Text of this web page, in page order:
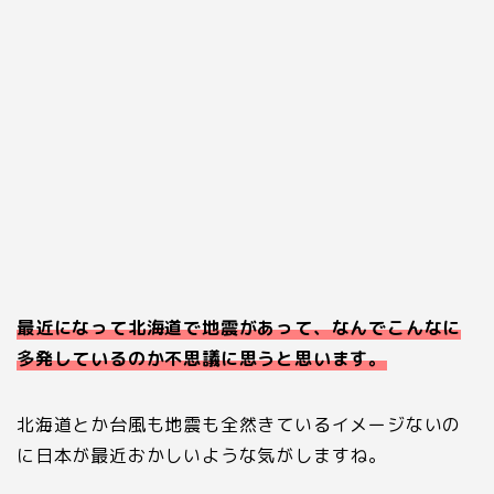
最近になって北海道で地震があって、なんでこんなに
多発しているのか不思議に思うと思います。
北海道とか台風も地震も全然きているイメージないの
に日本が最近おかしいような気がしますね。